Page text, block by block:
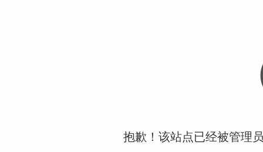
抱歉！该站点已经被管理